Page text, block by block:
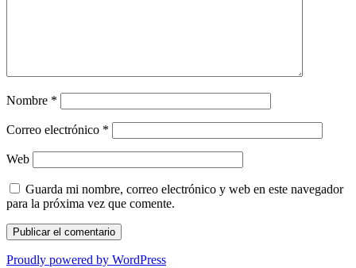
Nombre *
Correo electrónico *
Web
Guarda mi nombre, correo electrónico y web en este navegador
para la próxima vez que comente.
Proudly powered by WordPress